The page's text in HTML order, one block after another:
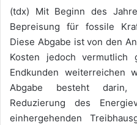
(tdx) Mit Beginn des
Bepreisung für fossile
Diese Abgabe ist von den
Kosten jedoch
Endkunden weiterreichen
Abgabe besteht darin,
Reduzierung des
einhergehenden